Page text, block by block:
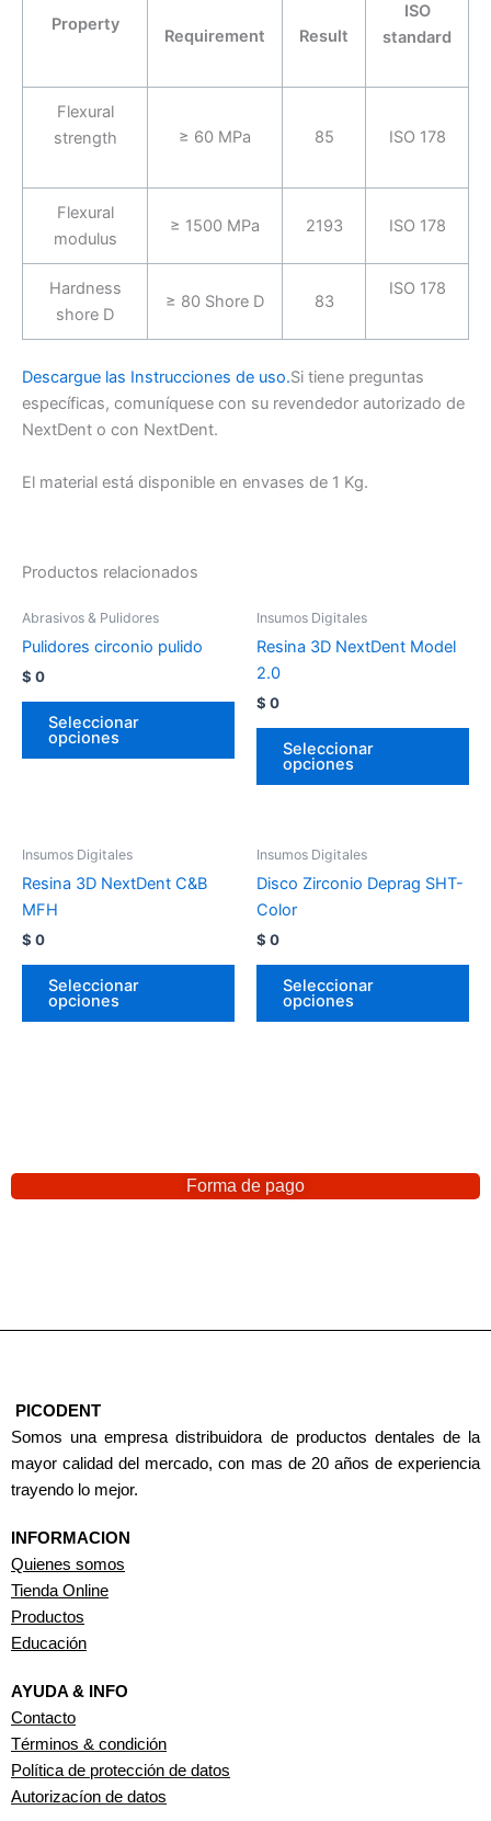
Property
Requirement Result
ISO
standard
Flexural
strength
≥ 60 MPa 85 ISO 178
Flexural
modulus
≥ 1500 MPa 2193 ISO 178
Hardness
shore D
≥ 80 Shore D 83
ISO 178
Descargue las Instrucciones de uso.Si tiene preguntas
específicas, comuníquese con su revendedor autorizado de
NextDent o con NextDent.
El material está disponible en envases de 1 Kg.
Productos relacionados
Abrasivos & Pulidores
Pulidores circonio pulido
$ 0
Seleccionar
opciones
Insumos Digitales
Resina 3D NextDent Model
2.0
$ 0
Seleccionar
opciones
Insumos Digitales
Resina 3D NextDent C&B
MFH
$ 0
Seleccionar
opciones
Insumos Digitales
Disco Zirconio Deprag SHT-
Color
$ 0
Seleccionar
opciones
Forma de pago
PICODENT
Somos una empresa distribuidora de productos dentales de la
mayor calidad del mercado, con mas de 20 años de experiencia
trayendo lo mejor.
INFORMACION
Quienes somos
Tienda Online
Productos
Educación
AYUDA & INFO
Contacto
Términos & condición
Política de protección de datos
Autorizacíon de datos